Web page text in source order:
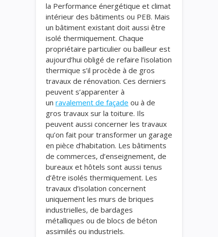
la Performance énergétique et climat
intérieur des bâtiments ou PEB. Mais
un bâtiment existant doit aussi être
isolé thermiquement. Chaque
propriétaire particulier ou bailleur est
aujourd’hui obligé de refaire l’isolation
thermique s’il procède à de gros
travaux de rénovation. Ces derniers
peuvent s’apparenter à
un ravalement de façade ou à de
gros travaux sur la toiture. Ils
peuvent aussi concerner les travaux
qu’on fait pour transformer un garage
en pièce d’habitation. Les bâtiments
de commerces, d’enseignement, de
bureaux et hôtels sont aussi tenus
d’être isolés thermiquement. Les
travaux d’isolation concernent
uniquement les murs de briques
industrielles, de bardages
métalliques ou de blocs de béton
assimilés ou industriels.